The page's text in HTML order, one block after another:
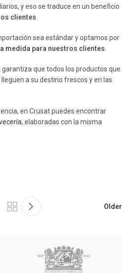
y eso se traduce en un beneficio
clientes
sea estándar y optamos por
medida para nuestros clientes
que todos los productos que
a su destino frescos y en las
en Crusat puedes encontrar
, elaboradas con la misma
Older